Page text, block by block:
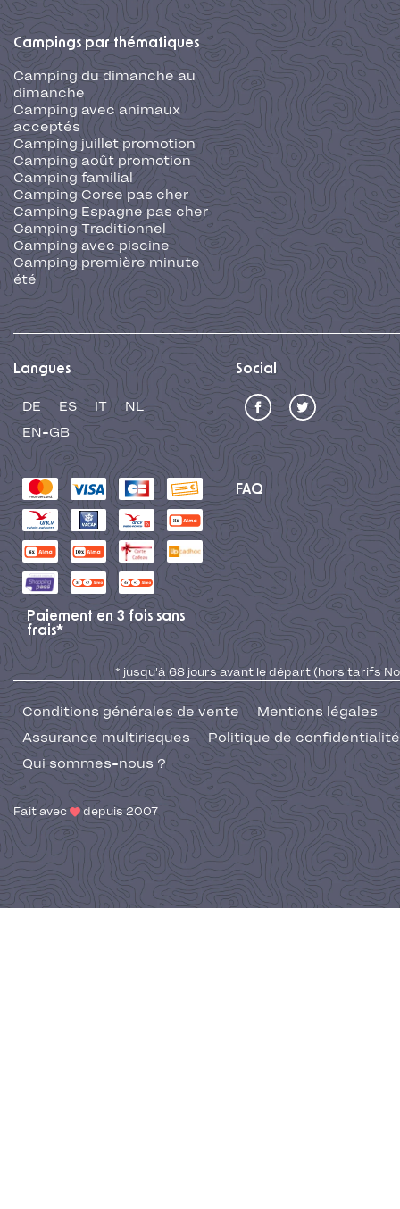
Campings par thématiques
Camping du dimanche au
dimanche
Camping avec animaux
acceptés
Camping juillet promotion
Camping août promotion
Camping familial
Camping Corse pas cher
Camping Espagne pas cher
Camping Traditionnel
Camping avec piscine
Camping première minute
été
Langues
DE ES IT
NL
EN-GB
Social
FAQ
Paiement en 3 fois sans
frais*
* jusqu'à 68 jours avant le départ (hors tarifs No
Conditions générales de vente
Mentions légales
Assurance multirisques
Politique de confidentialité
Qui sommes-nous ?
Fait avec depuis 2007